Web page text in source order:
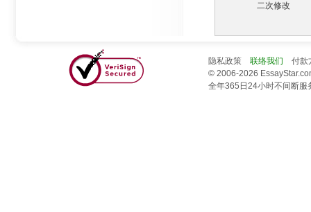
二次修改
隐私政策 联络我们
付款
© 2006-2026
全年365日24小时不间断